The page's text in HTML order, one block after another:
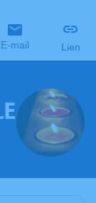
E-mail Lien